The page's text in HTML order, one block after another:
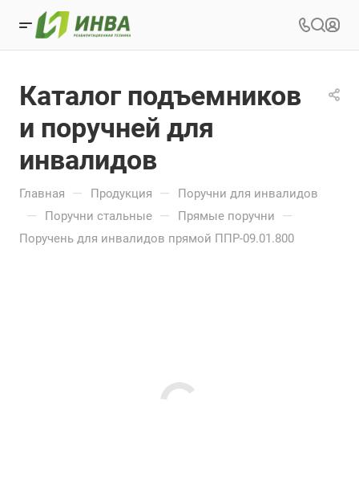
Каталог подъемников
и поручней для
инвалидов
Главная — Продукция — Поручни для инвалидов
— Поручни стальные — Прямые поручни —
Поручень для инвалидов прямой ППР-09.01.800